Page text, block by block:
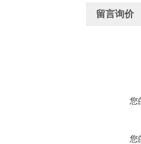
留言询价
您
您